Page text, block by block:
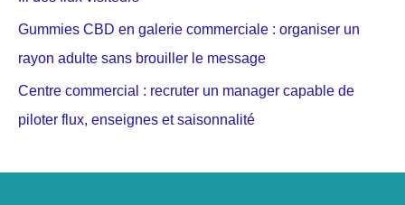
Gummies CBD en galerie commerciale : organiser un
rayon adulte sans brouiller le message
Centre commercial : recruter un manager capable de
piloter flux, enseignes et saisonnalité